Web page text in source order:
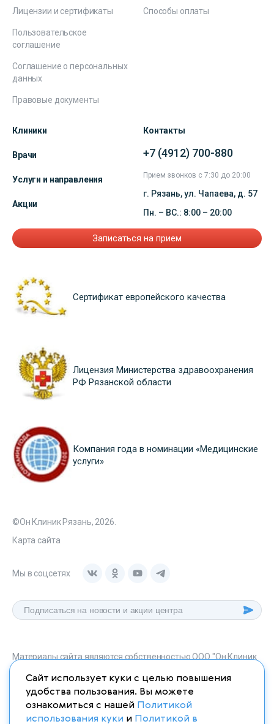
Лицензии и сертификаты
Пользовательское
соглашение
Соглашение о персональных
данных
Правовые документы
Способы оплаты
Клиники
Врачи
Услуги и направления
Акции
Контакты
+7 (4912) 700-880
Прием звонков с 7:30 до 20:00
г. Рязань, ул. Чапаева, д. 57
Пн. – ВС.: 8:00 – 20:00
Записаться на прием
Сертификат европейского качества
Лицензия Министерства здравоохранения
РФ Рязанской области
Компания года в номинации «Медицинские
услуги»
©Он Клиник Рязань, 2026.
Карта сайта
Мы в соцсетях
Материалы сайта являются собственностью ООО "Он Клиник
onclinic-ryazan.ru запрещено в соответствии со статьей 1259
ГК. РФ.
Сайт использует куки с целью повышения
удобства пользования. Вы можете
ознакомиться с нашей Политикой
использования куки и Политикой в